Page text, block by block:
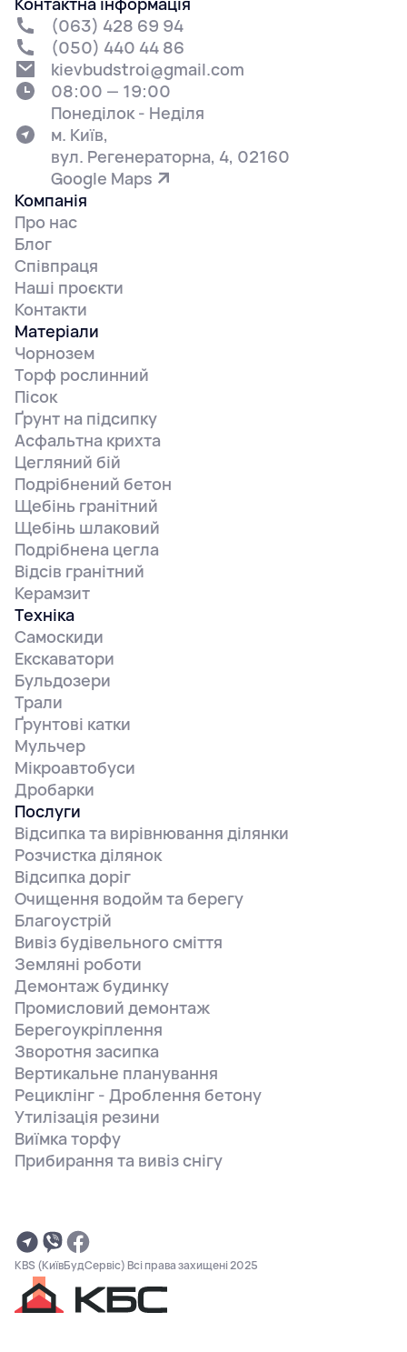
Компанія
Про нас
Блог
Співпраця
Наші проєкти
Контакти
(063) 428 69 94
(050) 440 44 86
kievbudstroi@gmail.com
08:00 — 19:00
Понеділок - Неділя
м. Київ,
вул. Регенераторна, 4, 02160
Google Maps
Матеріали
Чорнозем
Торф рослинний
Пісок
Ґрунт на підсипку
Асфальтна крихта
Цегляний бій
Подрібнений бетон
Щебінь гранітний
Щебінь шлаковий
Подрібнена цегла
Відсів гранітний
Керамзит
Техніка
Самоскиди
Екскаватори
Бульдозери
Трали
Ґрунтові катки
Мульчер
Мікроавтобуси
Дробарки
Послуги
Відсипка та вирівнювання ділянки
Розчистка ділянок
Відсипка доріг
Очищення водойм та берегу
Благоустрій
Вивіз будівельного сміття
Земляні роботи
Демонтаж будинку
Промисловий демонтаж
Берегоукріплення
Зворотня засипка
Вертикальне планування
Рециклінг - Дроблення бетону
Утилізація резини
Виїмка торфу
Прибирання та вивіз снігу
KBS (КиївБудСервіс) Всі права захищені 2025